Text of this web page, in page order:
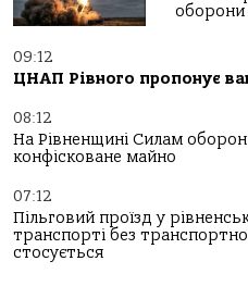
оборони
09:12
ЦНАП Рівного пропонує
08:12
На Рівненщині Силам
конфісковане майно
07:12
Пільговий проїзд у
транспорті без
стосується